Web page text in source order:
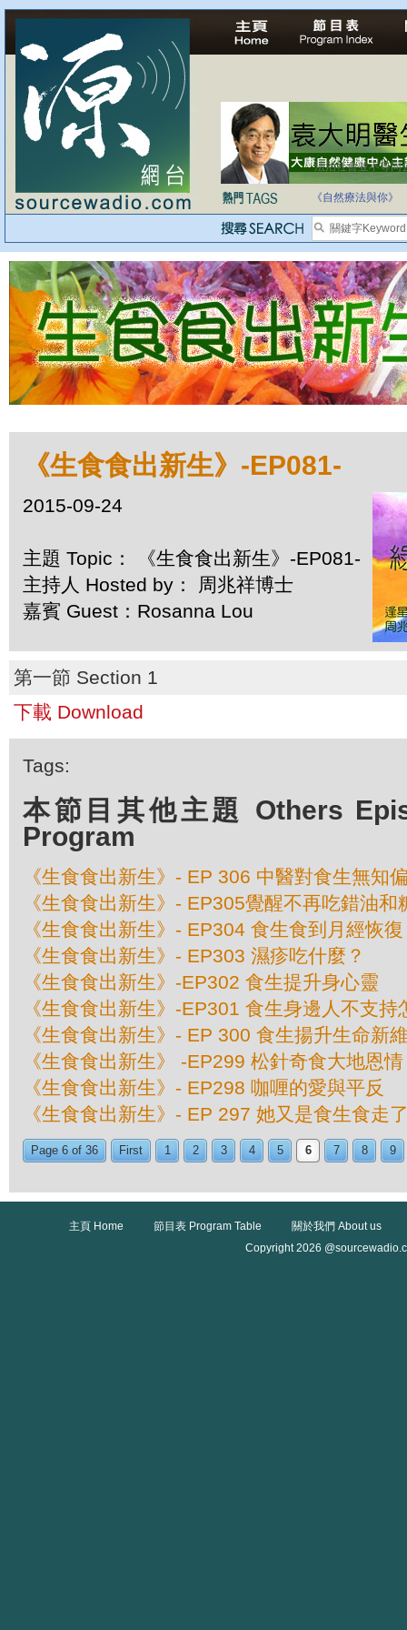
法治社會並不等同
《自然療法與你》
《生食食出新生》-EP081-
2015-09-24
主題 Topic： 《生食食出新生》-EP081-
主持人 Hosted by： 周兆祥博士
嘉賓 Guest：Rosanna Lou
第一節 Section 1
下載 Download
Tags:
本節目其他主題 Others
Program
《生食食出新生》- EP 306 中醫對食生無知
《生食食出新生》- EP305覺醒不再吃錯油和
《生食食出新生》- EP304 食生食到月經恢復
《生食食出新生》- EP303 濕疹吃什麼？
《生食食出新生》-EP302 食生提升身心靈
《生食食出新生》-EP301 食生身邊人不支持
《生食食出新生》- EP 300 食生揚升生命新
《生食食出新生》 -EP299 松針奇食大地恩情
《生食食出新生》- EP298 咖喱的愛與平反
《生食食出新生》- EP 297 她又是食生食走
Page 6 of 36 First 1 2 3 4 5 6 7 8 9
主頁 Home 節目表 Program Table
關於我們 About us
Copyright 2026